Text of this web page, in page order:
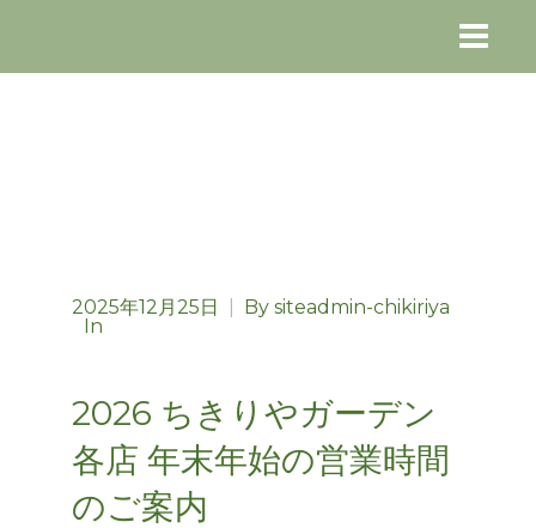
2025年12月25日 By siteadmin-chikiriya
In
2026 ちきりやガーデン
各店 年末年始の営業時間
のご案内